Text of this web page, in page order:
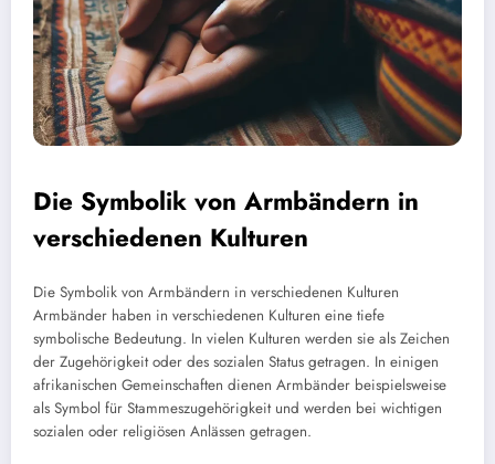
Die Symbolik von Armbändern in
verschiedenen Kulturen
Die Symbolik von Armbändern in verschiedenen Kulturen
Armbänder haben in verschiedenen Kulturen eine tiefe
symbolische Bedeutung. In vielen Kulturen werden sie als Zeichen
der Zugehörigkeit oder des sozialen Status getragen. In einigen
afrikanischen Gemeinschaften dienen Armbänder beispielsweise
als Symbol für Stammeszugehörigkeit und werden bei wichtigen
sozialen oder religiösen Anlässen getragen.